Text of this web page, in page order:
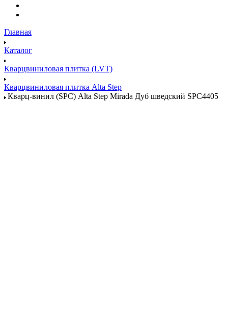
Главная
Каталог
Кварцвиниловая плитка (LVT)
Кварцвиниловая плитка Alta Step
Кварц-винил (SPC) Alta Step Mirada Дуб шведский SPC4405